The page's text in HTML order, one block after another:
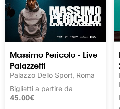
Massimo Pericolo - Live
Palazzetti
Palazzo Dello Sport, Roma
Biglietti a partire da
45.00€